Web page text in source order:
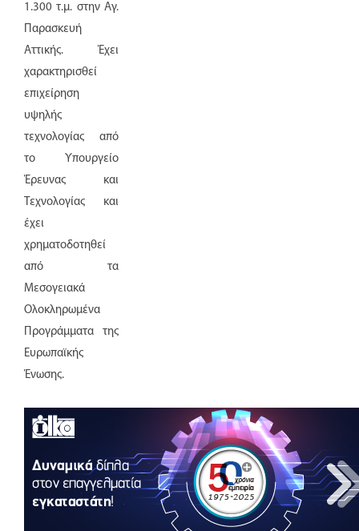
1.300 τ.μ. στην Αγ.
Παρασκευή
Αττικής. Έχει
χαρακτηρισθεί
επιχείρηση
υψηλής
τεχνολογίας από
το Υπουργείο
Έρευνας και
Τεχνολογίας και
έχει
χρηματοδοτηθεί
από τα
Μεσογειακά
Ολοκληρωμένα
Προγράμματα της
Ευρωπαϊκής
Ένωσης.